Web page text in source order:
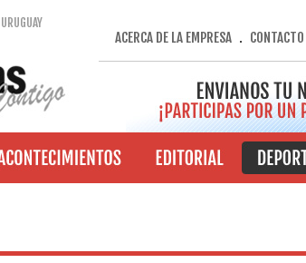
ACERCA DE LA EMPRESA. CONTACTO